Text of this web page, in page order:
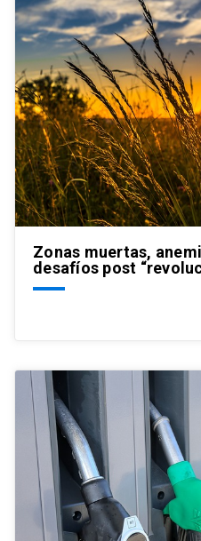
Zonas muertas,
desafíos post